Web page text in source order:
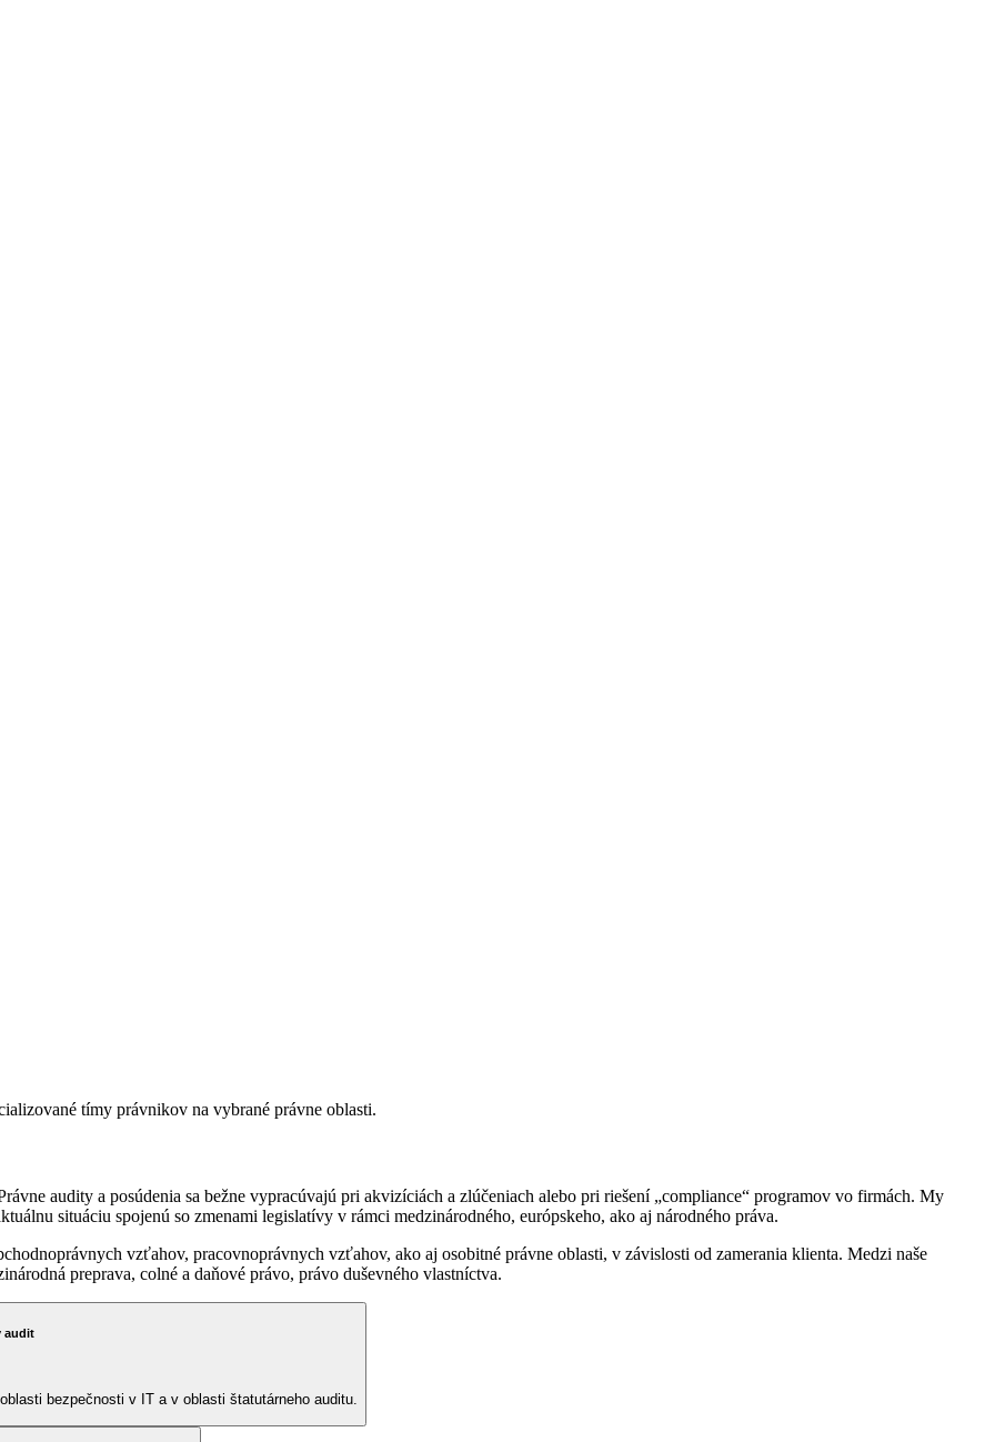
tímy právnikov na vybrané právne oblasti.
audity a posúdenia sa bežne vypracúvajú pri akvizíciách a zlúčeniach alebo pri riešení „compliance“ programov vo firmách. My
situáciu spojenú so zmenami legislatívy v rámci medzinárodného, európskeho, ako aj národného práva.
vzťahov, pracovnoprávnych vzťahov, ako aj osobitné právne oblasti, v závislosti od zamerania klienta. Medzi naše
preprava, colné a daňové právo, právo duševného vlastníctva.
audit
bezpečnosti v IT a v oblasti štatutárneho auditu.